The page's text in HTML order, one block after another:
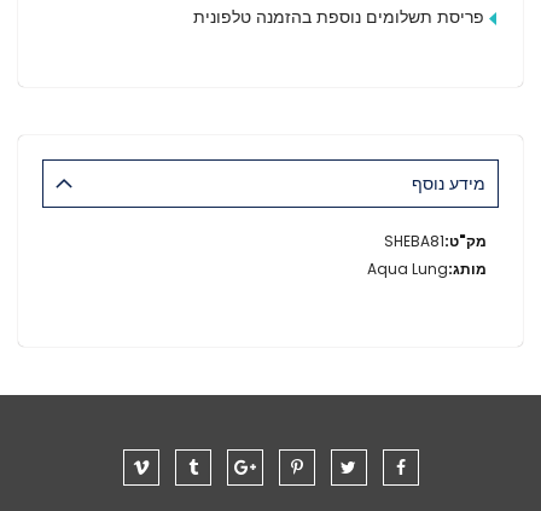
פריסת תשלומים נוספת בהזמנה טלפונית
מידע נוסף
מידע
נוסף
SHEBA81
Aqua Lung